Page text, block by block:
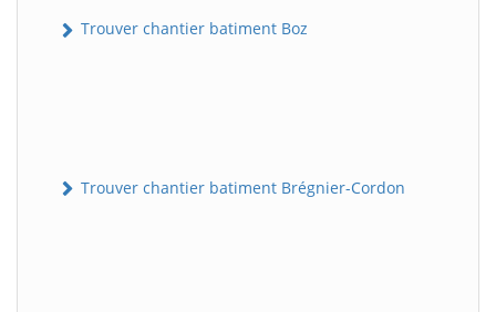
Trouver chantier batiment Boz
Trouver chantier batiment Brégnier-Cordon